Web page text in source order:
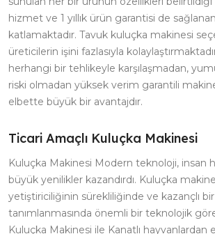
hizmet ve 1 yıllık ürün garantisi de
katlamaktadır. Tavuk kuluçka makinesi
üreticilerin işini fazlasıyla
herhangi bir tehlikeyle karşılaşmadan,
riski olmadan yüksek verim garantili
elbette büyük bir avantajdır.
Ticari Amaçlı Kuluçka Makinesi
Kuluçka Makinesi Modern teknoloji, insan
büyük yenilikler kazandırdı. Kuluçka
yetiştiriciliğinin sürekliliğinde ve kazançlı
tanımlanmasında önemli bir teknolojik
Kuluçka Makinesi ile Kanatlı hayvanlardan